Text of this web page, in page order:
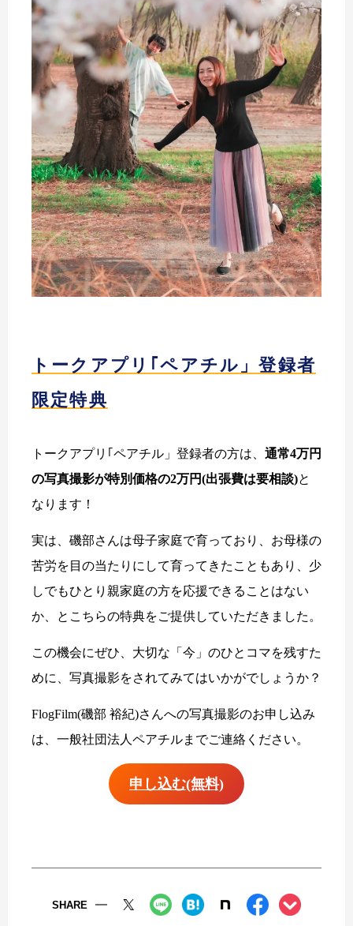
トークアプリ｢ペアチル」登録者
限定特典
トークアプリ｢ペアチル」登録者の方は、 通常4万円
の写真撮影が特別価格の2万円(出張費は要相談)と
なります！
実は、磯部さんは母子家庭で育っており、お母様の
苦労を目の当たりにして育ってきたこともあり、少
しでもひとり親家庭の方を応援できることはない
か、とこちらの特典をご提供していただきました。
この機会にぜひ、大切な「今」のひとコマを残すた
めに、写真撮影をされてみてはいかがでしょうか？
FlogFilm(磯部 裕紀)さんへの写真撮影のお申し込み
は、一般社団法人ペアチルまでご連絡ください。
申し込む(無料)
SHARE